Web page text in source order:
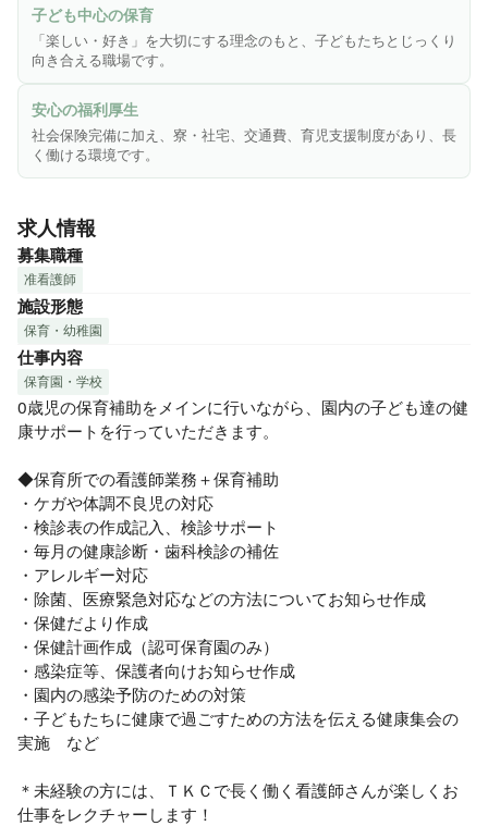
・日々のワクワク、楽しさ、やりがいを大切にしたい
・こども誰一人見捨てることなく関わり、目が輝く瞬間を見
たい
・ 「～しなければ」よりも、「どうしたいか」を考えたい
・大人にも子どもにも、悪いところ探しより、良いところ探
しをして前向きに働きたい
・失敗を恐れず、人の顔色をうかがわず、チャレンジしたい
に来てください！
子どもたちのチャレンジを応援し、自らも楽しみながら働け
る職場です！
現場の笑顔と活気をぜひ感じてみてください✨
子ども中心の保育
「楽しい・好き」を大切にする理念のもと、子どもたちとじっくり
向き合える職場です。
安心の福利厚生
社会保険完備に加え、寮・社宅、交通費、育児支援制度があり、長
く働ける環境です。
求人情報
募集職種
准看護師
施設形態
保育・幼稚園
仕事内容
保育園・学校
0歳児の保育補助をメインに行いながら、園内の子ども達の健
康サポートを行っていただきます。
◆保育所での看護師業務＋保育補助
・ケガや体調不良児の対応
・検診表の作成記入、検診サポート
・毎月の健康診断・歯科検診の補佐
・アレルギー対応
・除菌、医療緊急対応などの方法についてお知らせ作成
・保健だより作成
・保健計画作成（認可保育園のみ）
・感染症等、保護者向けお知らせ作成
・園内の感染予防のための対策
・子どもたちに健康で過ごすための方法を伝える健康集会の
実施　など
＊未経験の方には、ＴＫＣで長く働く看護師さんが楽しくお
仕事をレクチャーします！